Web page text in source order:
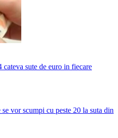
sute de euro in fiecare
vor scumpi cu peste 20 la suta din